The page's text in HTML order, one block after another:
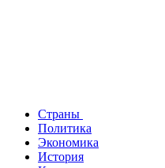
Страны
Политика
Экономика
История